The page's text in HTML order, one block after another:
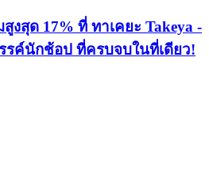
งสุด 17% ที่ ทาเคยะ Takeya -
รค์นักช้อป ที่ครบจบในที่เดียว!